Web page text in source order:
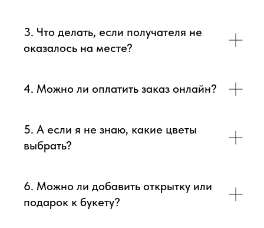
3. Что делать, если получателя не
оказалось на месте?
4. Можно ли оплатить заказ онлайн?
5. А если я не знаю, какие цветы
выбрать?
6. Можно ли добавить открытку или
подарок к букету?